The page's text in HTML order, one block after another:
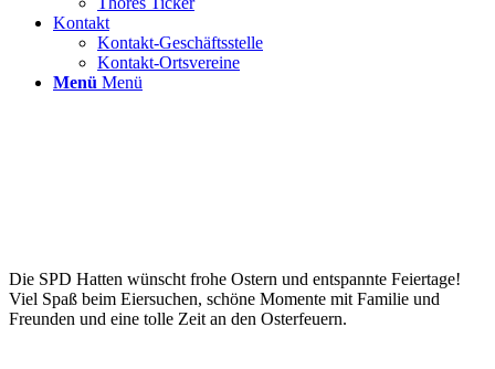
Kon­takt
Kon­­­takt-Geschäfts­­s­tel­­le
Kon­­­takt-Orts­­ver­­ei­­ne
Menü Menü
Die SPD Hat­ten wünscht fro­he Ostern und ent­spann­te Fei­er­ta­ge!
Viel Spaß beim Eier­su­chen, schö­ne Momen­te mit Fami­lie und
Freun­den und eine tol­le Zeit an den Oster­feu­ern.